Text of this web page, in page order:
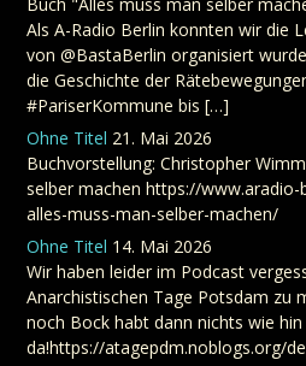
Als A-Radio Berlin konnten wir die
von @BastaBerlin organisiert
die Geschichte der
#PariserKommune bis […]
Ohne Titel 21. Mai 2026
Buchvorstellung: Christopher
selber machen https://
alles-muss-man-selber-machen/
Ohne Titel 14. Mai 2026
Wir haben leider im Podcast
Anarchistischen Tage Potsdam zu
noch Bock habt dann nichts wie hin
da!https://atagepdm.noblogs.org/